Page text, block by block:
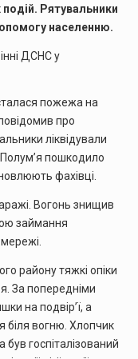
Рятувальники
населенню.
ДСНС у
пожежа на
про
ліквідували
пошкодило
фахівці.
Вогонь знищив
займання
району тяжкі опіки
За попередніми
на подвір’ї, а
біля вогню. Хлопчик
був госпіталізований